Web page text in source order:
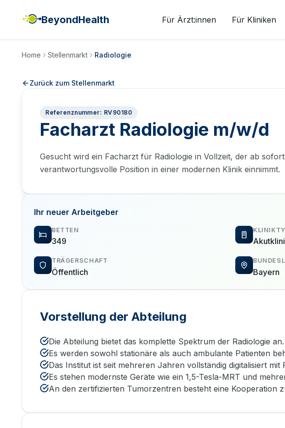
BeyondHealth Für Ärzt:innen Für Kliniken
Home Stellenmarkt Radiologie
Zurück zum Stellenmarkt
Referenznummer: RV90180
Facharzt Radiologie m/w/d
Gesucht wird ein Facharzt für Radiologie in Vollzeit, der ab
verantwortungsvolle Position in einer modernen Klinik einnimmt.
Ihr neuer Arbeitgeber
BETTEN
349
TRÄGERSCHAFT
Öffentlich Bayern
Vorstellung der Abteilung
Die Abteilung bietet das komplette Spektrum der Radiologie an.
Es werden sowohl stationäre als auch ambulante Patienten
Das Institut ist seit mehreren Jahren vollständig digitalisiert
Es stehen modernste Geräte wie ein 1,5-Tesla-MRT und
An den zertifizierten Tumorzentren besteht eine Kooperation